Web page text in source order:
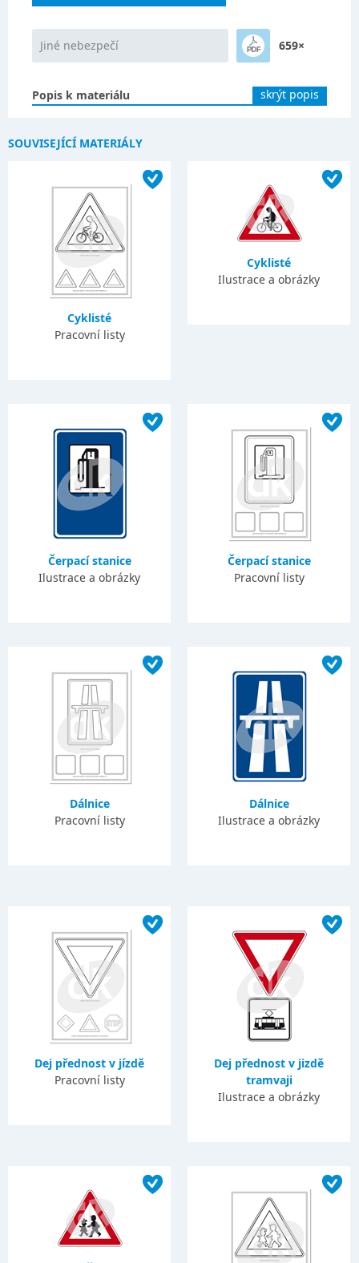
Jiné nebezpečí 659×
Popis k materiálu skrýt popis
SOUVISEJÍCÍ MATERIÁLY
Cyklisté
Pracovní listy
Cyklisté
Ilustrace a obrázky
Čerpací stanice
Ilustrace a obrázky
Čerpací stanice
Pracovní listy
Dálnice
Pracovní listy
Dálnice
Ilustrace a obrázky
Dej přednost v jízdě
Pracovní listy
Dej přednost v jizdě
tramvaji
Ilustrace a obrázky